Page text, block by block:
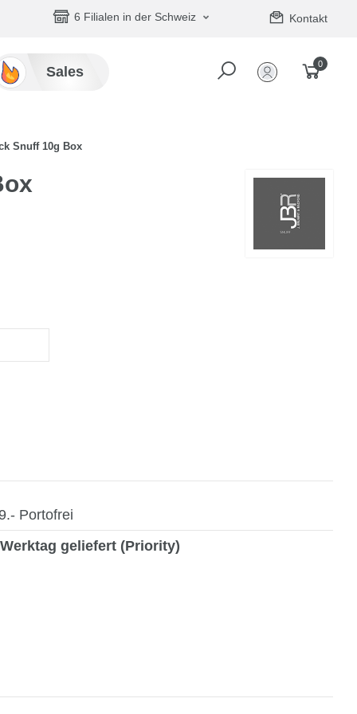
6 Filialen in der Schweiz Kontakt
Sales
0
Snuff 10g Box
Portofrei
geliefert (Priority)